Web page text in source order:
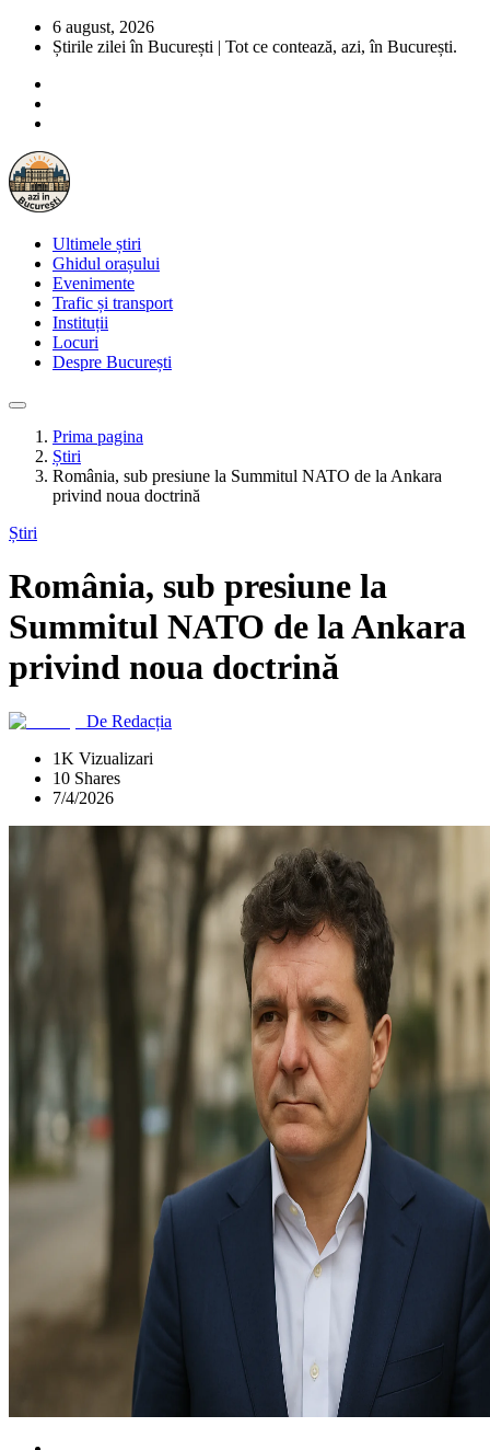
6 august, 2026
Știrile zilei în București | Tot ce contează, azi, în București.
Ultimele știri
Ghidul orașului
Evenimente
Trafic și transport
Instituții
Locuri
Despre București
Prima pagina
Știri
România, sub presiune la Summitul NATO de la Ankara
privind noua doctrină
Știri
România, sub presiune la
Summitul NATO de la Ankara
privind noua doctrină
De Redacția
1K Vizualizari
10 Shares
7/4/2026